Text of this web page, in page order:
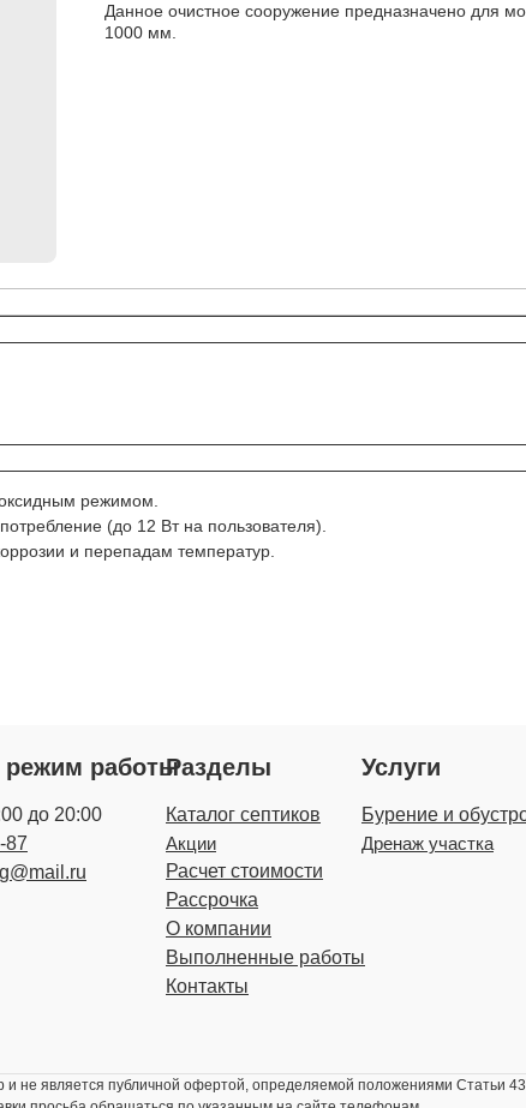
Данное очистное сооружение предназначено для
1000 мм.
режимом.
(до 12 Вт на пользователя).
и перепадам температур.
режим работы
до 20:00
87
Разделы
Каталог септиков
Акции
Расчет стоимости
Рассрочка
О компании
Выполненные работы
Контакты
Услуги
Бурение и
Дренаж участка
является публичной офертой, определяемой положениями Статьи